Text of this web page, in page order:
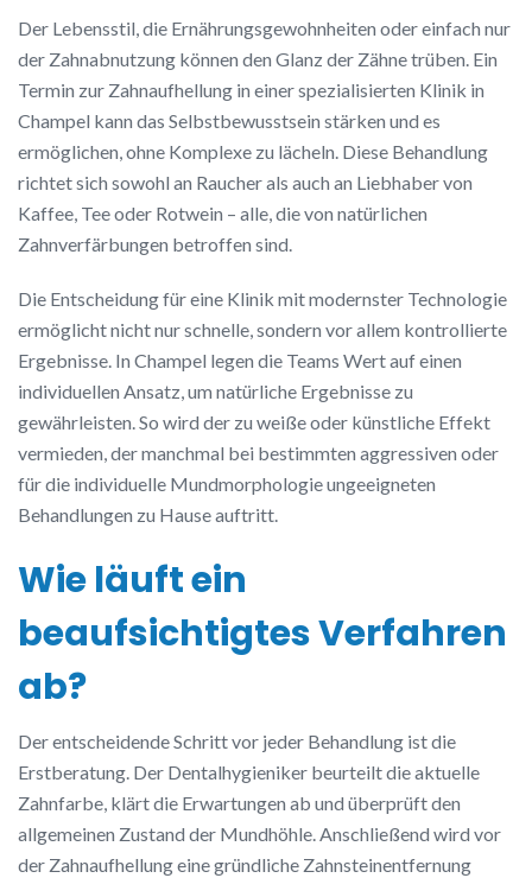
Der Lebensstil, die Ernährungsgewohnheiten oder einfach nur
der Zahnabnutzung können den Glanz der Zähne trüben. Ein
Termin zur Zahnaufhellung in einer spezialisierten Klinik in
Champel kann das Selbstbewusstsein stärken und es
ermöglichen, ohne Komplexe zu lächeln. Diese Behandlung
richtet sich sowohl an Raucher als auch an Liebhaber von
Kaffee, Tee oder Rotwein – alle, die von natürlichen
Zahnverfärbungen betroffen sind.
Die Entscheidung für eine Klinik mit modernster Technologie
ermöglicht nicht nur schnelle, sondern vor allem kontrollierte
Ergebnisse. In Champel legen die Teams Wert auf einen
individuellen Ansatz, um natürliche Ergebnisse zu
gewährleisten. So wird der zu weiße oder künstliche Effekt
vermieden, der manchmal bei bestimmten aggressiven oder
für die individuelle Mundmorphologie ungeeigneten
Behandlungen zu Hause auftritt.
Wie läuft ein
beaufsichtigtes Verfahren
ab?
Der entscheidende Schritt vor jeder Behandlung ist die
Erstberatung. Der Dentalhygieniker beurteilt die aktuelle
Zahnfarbe, klärt die Erwartungen ab und überprüft den
allgemeinen Zustand der Mundhöhle. Anschließend wird vor
der Zahnaufhellung eine gründliche Zahnsteinentfernung